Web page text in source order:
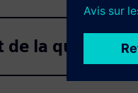
la qualité